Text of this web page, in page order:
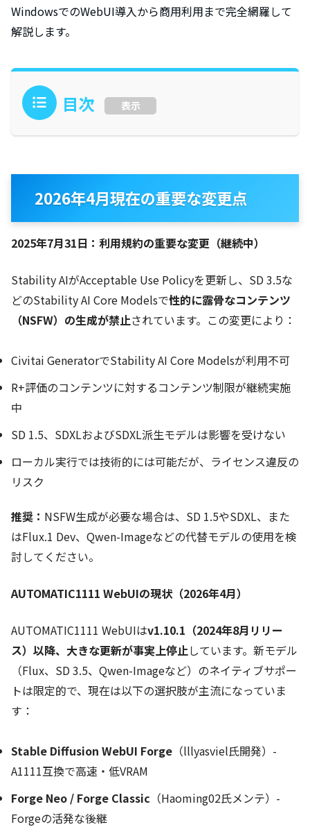
WindowsでのWebUI導入から商用利用まで完全網羅して
解説します。
目次 表示
2026年4月現在の重要な変更点
2025年7月31日：利用規約の重要な変更（継続中）
Stability AIがAcceptable Use Policyを更新し、SD 3.5な
どのStability AI Core Modelsで性的に露骨なコンテンツ
（NSFW）の生成が禁止されています。この変更により：
Civitai GeneratorでStability AI Core Modelsが利用不可
R+評価のコンテンツに対するコンテンツ制限が継続実施
中
SD 1.5、SDXLおよびSDXL派生モデルは影響を受けない
ローカル実行では技術的には可能だが、ライセンス違反の
リスク
推奨： NSFW生成が必要な場合は、SD 1.5やSDXL、また
はFlux.1 Dev、Qwen-Imageなどの代替モデルの使用を検
討してください。
AUTOMATIC1111 WebUIの現状（2026年4月）
AUTOMATIC1111 WebUIはv1.10.1（2024年8月リリー
ス）以降、大きな更新が事実上停止しています。新モデル
（Flux、SD 3.5、Qwen-Imageなど）のネイティブサポー
トは限定的で、現在は以下の選択肢が主流になっていま
す：
Stable Diffusion WebUI Forge （lllyasviel氏開発）-
A1111互換で高速・低VRAM
Forge Neo / Forge Classic （Haoming02氏メンテ）-
Forgeの活発な後継